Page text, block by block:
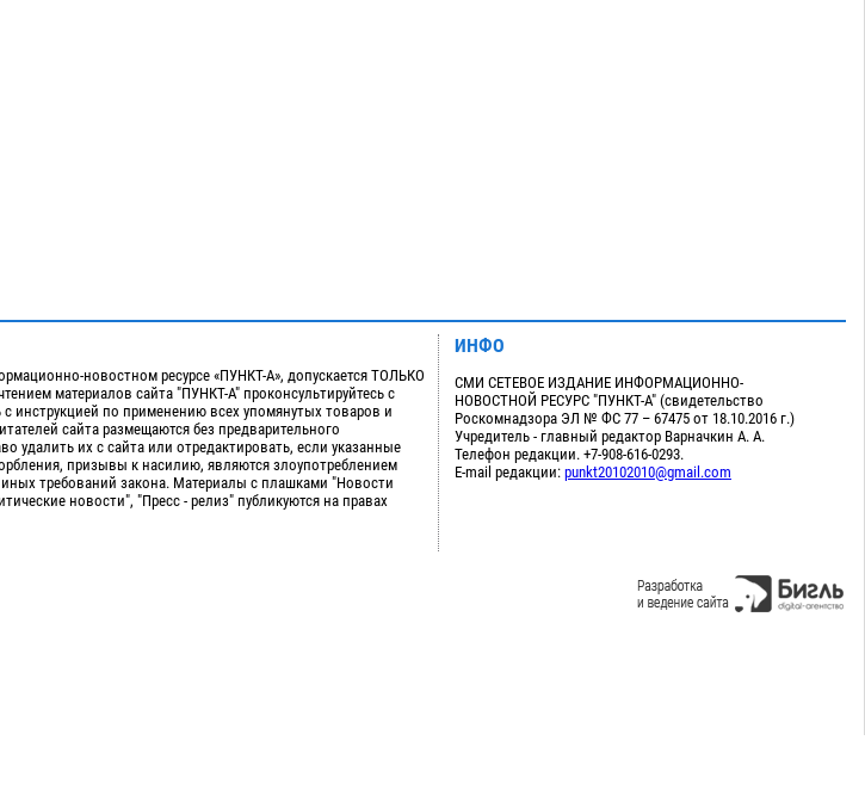
новостном ресурсе «ПУНКТ-А», допускается ТОЛЬКО
материалов сайта "ПУНКТ-А" проконсультируйтесь с
инструкцией по применению всех упомянутых товаров и
сайта размещаются без предварительного
удалить их с сайта или отредактировать, если указанные
призывы к насилию, являются злоупотреблением
требований закона. Материалы с плашками "Новости
новости", "Пресс - релиз" публикуются на правах
ИНФО
СМИ СЕТЕВОЕ ИЗДАНИЕ ИНФОРМАЦИОННО-
НОВОСТНОЙ РЕСУРС "ПУНКТ-А" (свидетельство
Роскомнадзора ЭЛ № ФС 77 – 67475 от 18.10.2016 г.)
Учредитель - главный редактор Варначкин А. А.
Телефон редакции. +7-908-616-0293.
E-mail редакции: punkt20102010@gmail.com